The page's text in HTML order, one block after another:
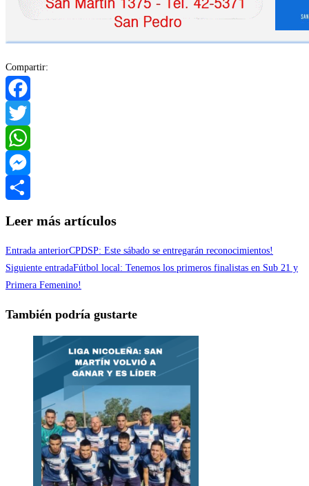
Compartir:
Facebook
Twitter
WhatsApp
Messenger
Leer más artículos
Entrada anteriorCPDSP: Este sábado se entregarán reconocimientos!
Siguiente entradaFútbol local: Tenemos los primeros finalistas en Sub 21 y
Primera Femenino!
También podría gustarte